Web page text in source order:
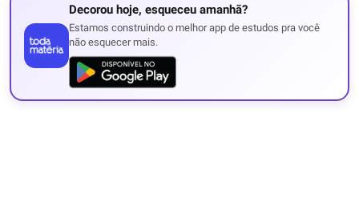
Decorou hoje, esqueceu amanhã?
Estamos construindo o melhor app de estudos pra você
não esquecer mais.